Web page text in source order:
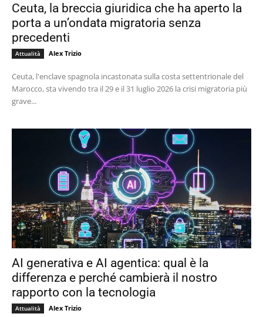
Ceuta, la breccia giuridica che ha aperto la
porta a un’ondata migratoria senza
precedenti
Attualità Alex Trizio
Ceuta, l'enclave spagnola incastonata sulla costa settentrionale del
Marocco, sta vivendo tra il 29 e il 31 luglio 2026 la crisi migratoria più
grave...
AI generativa e AI agentica: qual è la
differenza e perché cambierà il nostro
rapporto con la tecnologia
Attualità Alex Trizio